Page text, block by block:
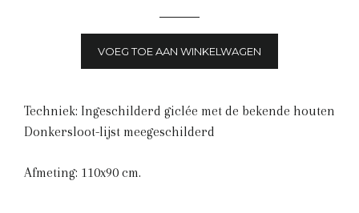
VOEG TOE AAN WINKELWAGEN
Techniek: Ingeschilderd giclée met de bekende houten
Donkersloot-lijst meegeschilderd
Afmeting: 110x90 cm.